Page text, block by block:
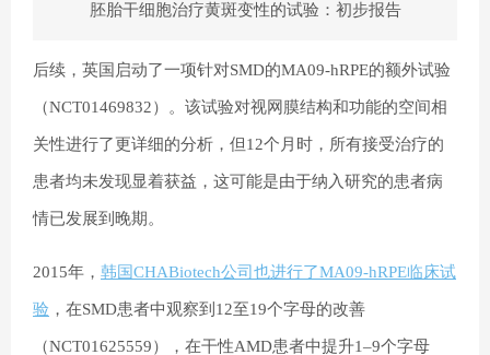
胚胎干细胞治疗黄斑变性的试验：初步报告
后续 ，英国启动了一项针对SMD的MA09-hRPE的额外试验
（NCT01469832）。该试验对视网膜结构和功能的空间相
关性进行了更详细的分析，但12个月时，所有接受治疗的
患者均未发现显着获益，这可能是由于纳入研究的患者病
情已发展到晚期。
2015年， 韩国CHABiotech公司也进行了MA09-hRPE临床试
验 ，在SMD患者中观察到12至19个字母的改善
（NCT01625559），在干性AMD患者中提升1–9个字母